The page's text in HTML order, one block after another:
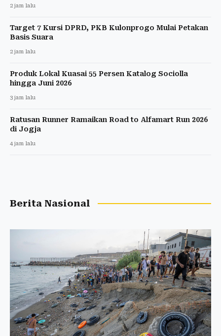
2 jam lalu
Target 7 Kursi DPRD, PKB Kulonprogo Mulai Petakan
Basis Suara
2 jam lalu
Produk Lokal Kuasai 55 Persen Katalog Sociolla
hingga Juni 2026
3 jam lalu
Ratusan Runner Ramaikan Road to Alfamart Run 2026
di Jogja
4 jam lalu
Berita Nasional